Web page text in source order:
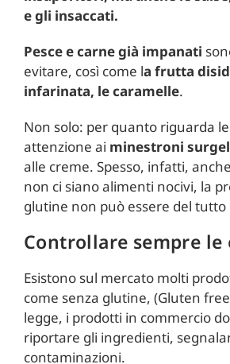
e gli insaccati.
Pesce e carne già impanati
evitare, così come la frutta
infarinata, le caramelle.
Non solo: per quanto riguarda
attenzione ai minestroni
alle creme. Spesso, infatti,
non ci siano alimenti nocivi, la
glutine non può essere del tutto
Controllare sempre
Esistono sul mercato molti
come senza glutine, (Gluten
legge, i prodotti in commercio
riportare gli ingredienti,
contaminazioni.